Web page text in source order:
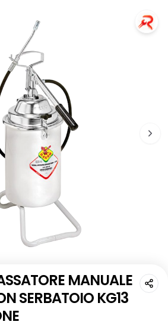
MANUALE
SERBATOIO KG13